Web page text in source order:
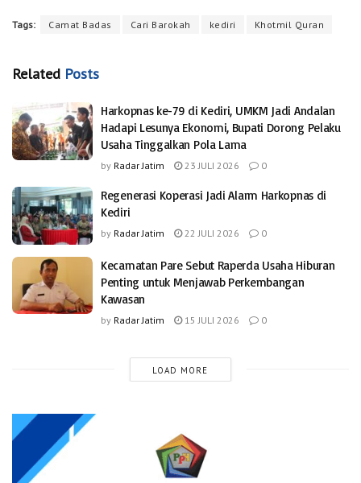
Tags: Camat Badas Cari Barokah kediri Khotmil Quran
Related Posts
Harkopnas ke-79 di Kediri, UMKM Jadi Andalan
Hadapi Lesunya Ekonomi, Bupati Dorong Pelaku
Usaha Tinggalkan Pola Lama
by Radar Jatim 23 JULI 2026 0
Regenerasi Koperasi Jadi Alarm Harkopnas di
Kediri
by Radar Jatim 22 JULI 2026 0
Kecamatan Pare Sebut Raperda Usaha Hiburan
Penting untuk Menjawab Perkembangan
Kawasan
by Radar Jatim 15 JULI 2026 0
LOAD MORE